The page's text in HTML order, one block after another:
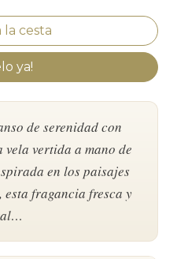
ya!
de serenidad con
vertida a mano de
en los paisajes
fragancia fresca y